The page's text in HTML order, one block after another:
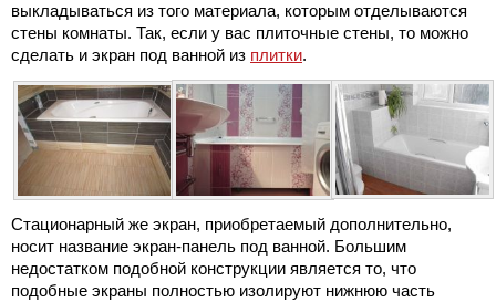
выкладываться из того материала, которым отделываются
стены комнаты. Так, если у вас плиточные стены, то можно
сделать и экран под ванной из плитки.
Стационарный же экран, приобретаемый дополнительно,
носит название экран-панель под ванной. Большим
недостатком подобной конструкции является то, что
подобные экраны полностью изолируют нижнюю часть